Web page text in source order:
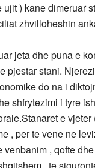
) kane dimeruar
zhvilloheshin
jeta dhe puna e
pjestar stani.
do na i
shfrytezimi i tyre
e
, per te vene ne
venbanim , qofte